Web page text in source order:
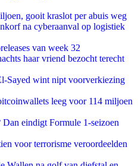
gooit kraslot per abuis weg
na cyberaanval op logistiek
van week 32
haar vriend bezocht terecht
Sayed wint nipt voorverkiezing
leeg voor 114 miljoen
eindigt Formule 1-seizoen
voor terrorisme veroordeelden